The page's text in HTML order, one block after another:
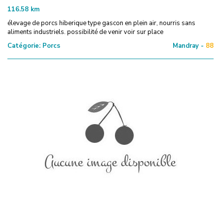
116.58 km
élevage de porcs hiberique type gascon en plein air, nourris sans
aliments industriels. possibilité de venir voir sur place
Catégorie: Porcs Mandray - 88